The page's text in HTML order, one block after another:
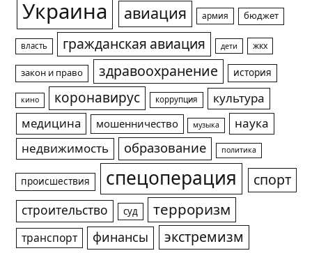
Украина авиация армия бюджет
власть гражданская авиация дети жкх
закон и право здравоохранение история
кино коронавирус коррупция
культура
медицина
мошенничество музыка
наука
недвижимость
образование политика
происшествия спецоперация спорт
строительство суд терроризм
транспорт финансы экстремизм